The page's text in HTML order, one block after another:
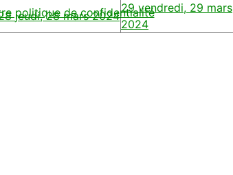
jeudi, 28 mars 2024
29 vendredi, 29 mars
2024
politique de confidentialité